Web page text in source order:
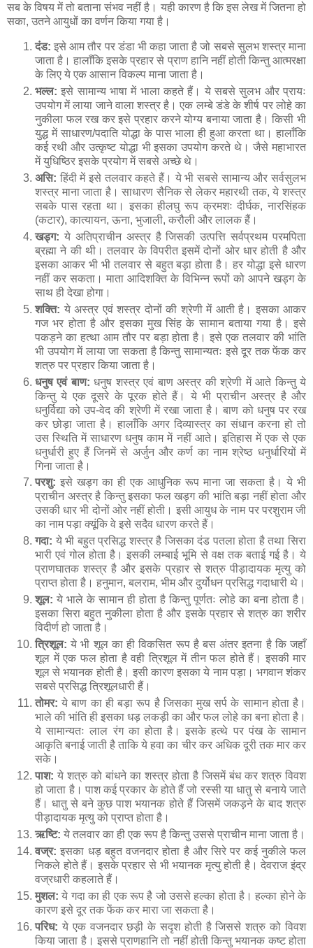
सब के विषय में तो बताना संभव नहीं है। यही कारण है कि इस लेख में जितना हो
सका, उतने आयुधों का वर्णन किया गया है।
दंड: इसे आम तौर पर डंडा भी कहा जाता है जो सबसे सुलभ शस्त्र माना
जाता है। हालाँकि इसके प्रहार से प्राण हानि नहीं होती किन्तु आत्मरक्षा
के लिए ये एक आसान विकल्प माना जाता है।
भल्ल: इसे सामान्य भाषा में भाला कहते हैं। ये सबसे सुलभ और प्रायः
उपयोग में लाया जाने वाला शस्त्र है। एक लम्बे डंडे के शीर्ष पर लोहे का
नुकीला फल रख कर इसे प्रहार करने योग्य बनाया जाता है। किसी भी
युद्ध में साधारण/पदाति योद्धा के पास भाला ही हुआ करता था। हालाँकि
कई रथी और उत्कृष्ट योद्धा भी इसका उपयोग करते थे। जैसे महाभारत
में युधिष्ठिर इसके प्रयोग में सबसे अच्छे थे।
असि: हिंदी में इसे तलवार कहते हैं। ये भी सबसे सामान्य और सर्वसुलभ
शस्त्र माना जाता है। साधारण सैनिक से लेकर महारथी तक, ये शस्त्र
सबके पास रहता था। इसका हीलघु रूप क्रमशः दीर्घक, नारसिंहक
(कटार), कात्यायन, ऊना, भुजाली, करौली और लालक हैं।
खड्ग: ये अतिप्राचीन अस्त्र है जिसकी उत्पत्ति सर्वप्रथम परमपिता
ब्रह्मा ने की थी। तलवार के विपरीत इसमें दोनों ओर धार होती है और
इसका आकर भी भी तलवार से बहुत बड़ा होता है। हर योद्धा इसे धारण
नहीं कर सकता। माता आदिशक्ति के विभिन्न रूपों को आपने खड्ग के
साथ ही देखा होगा।
शक्ति: ये अस्त्र एवं शस्त्र दोनों की श्रेणी में आती है। इसका आकर
गज भर होता है और इसका मुख सिंह के सामान बताया गया है। इसे
पकड़ने का हत्था आम तौर पर बड़ा होता है। इसे एक तलवार की भांति
भी उपयोग में लाया जा सकता है किन्तु सामान्यतः इसे दूर तक फेंक कर
शत्रु पर प्रहार किया जाता है।
धनुष एवं बाण: धनुष शस्त्र एवं बाण अस्त्र की श्रेणी में आते किन्तु ये
किन्तु ये एक दूसरे के पूरक होते हैं। ये भी प्राचीन अस्त्र है और
धनुर्विद्या को उप-वेद की श्रेणी में रखा जाता है। बाण को धनुष पर रख
कर छोड़ा जाता है। हालाँकि अगर दिव्यास्त्र का संधान करना हो तो
उस स्थिति में साधारण धनुष काम में नहीं आते। इतिहास में एक से एक
धनुर्धारी हुए हैं जिनमें से अर्जुन और कर्ण का नाम श्रेष्ठ धनुर्धारियों में
गिना जाता है।
परशु: इसे खड्ग का ही एक आधुनिक रूप माना जा सकता है। ये भी
प्राचीन अस्त्र है किन्तु इसका फल खड्ग की भांति बड़ा नहीं होता और
उसकी धार भी दोनों ओर नहीं होती। इसी आयुध के नाम पर परशुराम जी
का नाम पड़ा क्यूंकि वे इसे सदैव धारण करते हैं।
गदा: ये भी बहुत प्रसिद्ध शस्त्र है जिसका दंड पतला होता है तथा सिरा
भारी एवं गोल होता है। इसकी लम्बाई भूमि से वक्ष तक बताई गई है। ये
प्राणघातक शस्त्र है और इसके प्रहार से शत्रु पीड़ादायक मृत्यु को
प्राप्त होता है। हनुमान, बलराम, भीम और दुर्योधन प्रसिद्ध गदाधारी थे।
शूल: ये भाले के सामान ही होता है किन्तु पूर्णतः लोहे का बना होता है।
इसका सिरा बहुत नुकीला होता है और इसके प्रहार से शत्रु का शरीर
विदीर्ण हो जाता है।
त्रिशूल: ये भी शूल का ही विकसित रूप है बस अंतर इतना है कि जहाँ
शूल में एक फल होता है वही त्रिशूल में तीन फल होते हैं। इसकी मार
शूल से भयानक होती है। इसी कारण इसका ये नाम पड़ा। भगवान शंकर
सबसे प्रसिद्ध त्रिशूलधारी हैं।
तोमर: ये बाण का ही बड़ा रूप है जिसका मुख सर्प के सामान होता है।
भाले की भांति ही इसका धड़ लकड़ी का और फल लोहे का बना होता है।
ये सामान्यतः लाल रंग का होता है। इसके हत्थे पर पंख के सामान
आकृति बनाई जाती है ताकि ये हवा का चीर कर अधिक दूरी तक मार कर
सके।
पाश: ये शत्रु को बांधने का शस्त्र होता है जिसमें बंध कर शत्रु विवश
हो जाता है। पाश कई प्रकार के होते हैं जो रस्सी या धातु से बनाये जाते
हैं। धातु से बने कुछ पाश भयानक होते हैं जिसमें जकड़ने के बाद शत्रु
पीड़ादायक मृत्यु को प्राप्त होता है।
ऋष्टि: ये तलवार का ही एक रूप है किन्तु उससे प्राचीन माना जाता है।
वज्र: इसका धड़ बहुत वजनदार होता है और सिरे पर कई नुकीले फल
निकले होते हैं। इसके प्रहार से भी भयानक मृत्यु होती है। देवराज इंद्र
वज्रधारी कहलाते हैं।
मुशल: ये गदा का ही एक रूप है जो उससे हल्का होता है। हल्का होने के
कारण इसे दूर तक फेंक कर मारा जा सकता है।
परिध: ये एक वजनदार छड़ी के सदृश होती है जिससे शत्रु को विवश
किया जाता है। इससे प्राणहानि तो नहीं होती किन्तु भयानक कष्ट होता